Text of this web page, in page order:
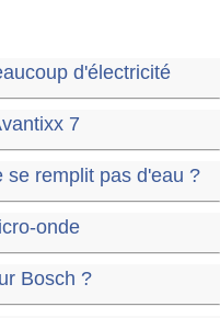
d'électricité
7
se remplit pas d'eau ?
onde
Bosch ?